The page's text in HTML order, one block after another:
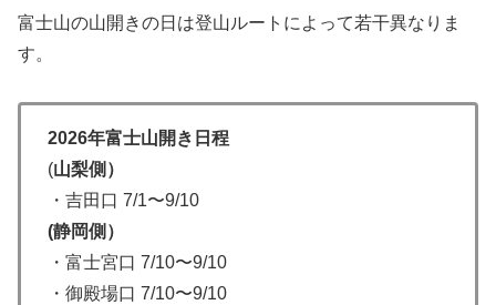
富士山の山開きの日は登山ルートによって若干異なりま
す。
2026年富士山開き日程
(山梨側）
・吉田口 7/1〜9/10
(静岡側）
・富士宮口 7/10〜9/10
・御殿場口 7/10〜9/10